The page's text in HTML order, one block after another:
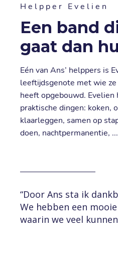
Helpper Evelien
Een band
gaat dan
Eén van Ans’ helppers is
leeftijdsgenote met wie
heeft opgebouwd.
praktische dingen: koken,
klaarleggen, samen op
doen, nachtpermanentie, ...
“Door Ans sta ik
We hebben een
waarin we veel